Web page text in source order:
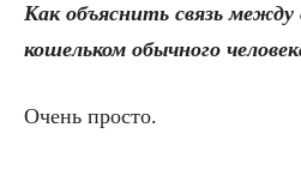
Как объяснить связь между
кошельком обычного
Очень просто.